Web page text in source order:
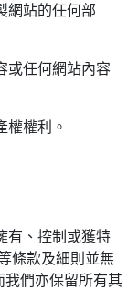
網站的任何部
或任何網站內容
權利。
有、控制或獲特
條款及細則並無
我們亦保留所有其